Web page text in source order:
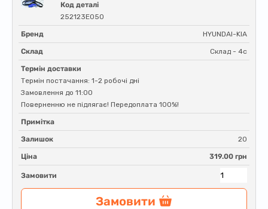
Код деталі
252123E050
Бренд HYUNDAI-KIA
Склад Склад - 4c
Термін доставки
Термін постачання: 1-2 робочі дні
Замовлення до 11:00
Поверненню не підлягає! Передоплата 100%!
Примітка
Залишок 20
Ціна 319.00 грн
Замовити
Замовити